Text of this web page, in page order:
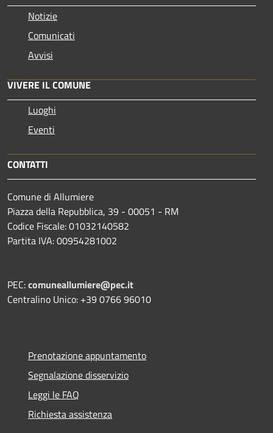
Notizie
Comunicati
Avvisi
VIVERE IL COMUNE
Luoghi
Eventi
CONTATTI
Comune di Allumiere
Piazza della Repubblica, 39 - 00051 - RM
Codice Fiscale: 01032140582
Partita IVA: 00954281002
PEC:comuneallumiere@pec.it
Centralino Unico: +39 0766 96010
Prenotazione appuntamento
Segnalazione disservizio
Leggi le FAQ
Richiesta assistenza